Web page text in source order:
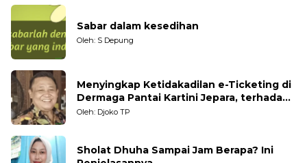
Sabar dalam kesedihan
Oleh: S Depung
Menyingkap Ketidakadilan e-Ticketing di
Dermaga Pantai Kartini Jepara, terhadap
Nelayan Tradisional
Oleh: Djoko TP
Sholat Dhuha Sampai Jam Berapa? Ini